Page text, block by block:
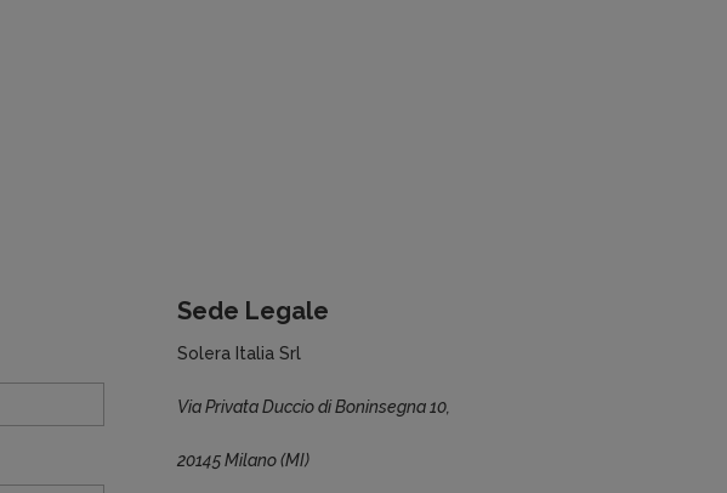
Sede Legale
Solera Italia Srl
Via Privata Duccio di Boninsegna 10,
20145 Milano (MI)